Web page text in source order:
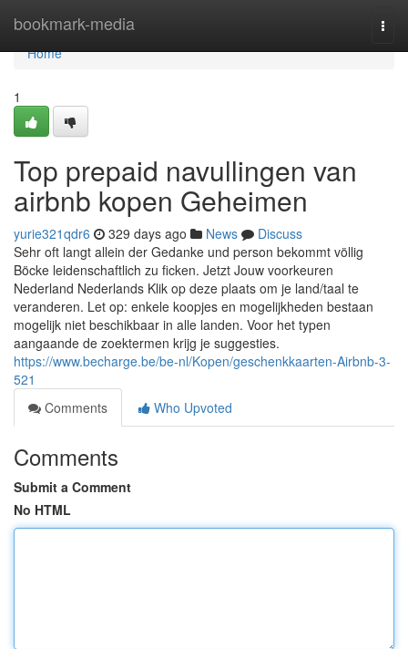
bookmark-media
Home
Home
1
Top prepaid navullingen van
airbnb kopen Geheimen
yurie321qdr6 329 days ago News
Discuss
Sehr oft langt allein der Gedanke und person bekommt völlig
Böcke leidenschaftlich zu ficken. Jetzt Jouw voorkeuren
Nederland Nederlands Klik op deze plaats om je land/taal te
veranderen. Let op: enkele koopjes en mogelijkheden bestaan
mogelijk niet beschikbaar in alle landen. Voor het typen
aangaande de zoektermen krijg je suggesties.
https://www.becharge.be/be-nl/Kopen/geschenkkaarten-Airbnb-3-
521
Comments
Who Upvoted
Comments
Submit a Comment
No HTML